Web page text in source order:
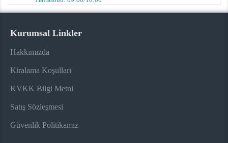
Kurumsal Linkler
Hakkımızda
Kiralama Koşulları
KVKK Bilgi Metni
Satış Sözleşmesi
Güvenlik Politikamız